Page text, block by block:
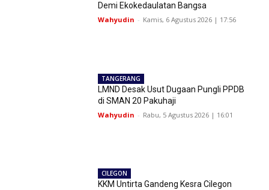
Demi Ekokedaulatan Bangsa
Wahyudin - Kamis, 6 Agustus 2026 | 17:56
TANGERANG
LMND Desak Usut Dugaan Pungli PPDB
di SMAN 20 Pakuhaji
Wahyudin - Rabu, 5 Agustus 2026 | 16:01
CILEGON
KKM Untirta Gandeng Kesra Cilegon